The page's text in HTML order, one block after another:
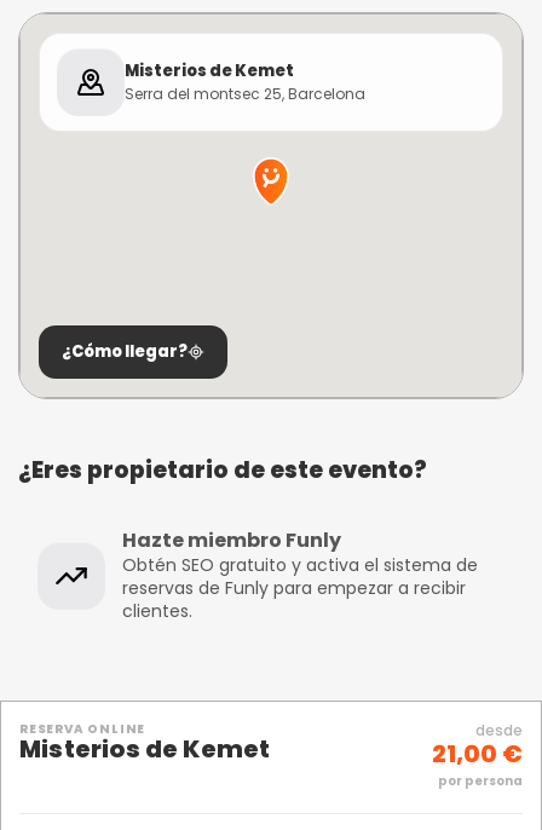
Misterios de Kemet
Serra del montsec 25, Barcelona
¿Cómo llegar?
¿Eres propietario de este evento?
Hazte miembro Funly
Obtén SEO gratuito y activa el sistema de
reservas de Funly para empezar a recibir
clientes.
RESERVA ONLINE
Misterios de Kemet
desde
21,00 €
por persona